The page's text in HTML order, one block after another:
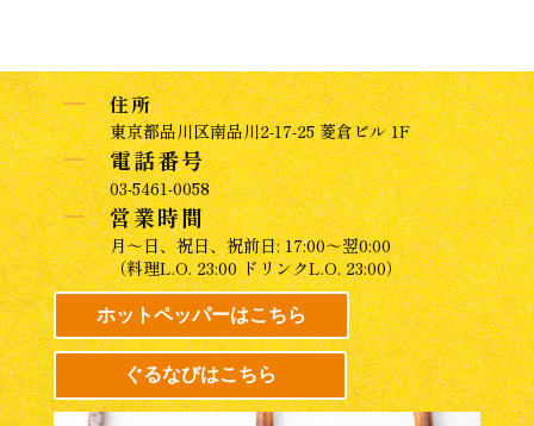
K 住所
東京都品川区南品川2-17-25 菱倉ビル 1F
K 電話番号
03-5461-0058
K 営業時間
月～日、祝日、祝前日: 17:00～翌0:00
（料理L.O. 23:00 ドリンクL.O. 23:00）
ホットペッパーはこちら
ぐるなびはこちら